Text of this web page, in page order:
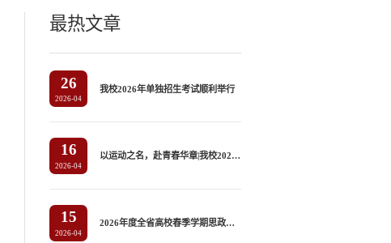
最热文章
26
2026-04
我校2026年单独招生考试顺利举行
16
2026-04
以运动之名，赴青春华章|我校2026年春季田径运动会隆重开幕
15
2026-04
2026年度全省高校春季学期思政课“大听课 大调研”第八专家组莅临我校听课调研